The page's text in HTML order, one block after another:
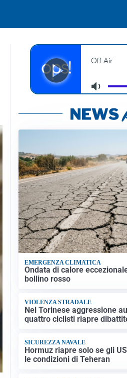
EMERGENZA CLIMATICA
Ondata di calore
bollino rosso
VIOLENZA STRADALE
Nel Torinese aggressione
quattro ciclisti riapre
SICUREZZA NAVALE
Hormuz riapre solo se gli
le condizioni di Teheran